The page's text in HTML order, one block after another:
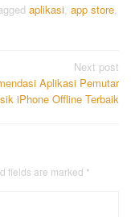
aplikasi, app store,
Next post
Aplikasi Pemutar
iPhone Offline Terbaik
fields are marked *